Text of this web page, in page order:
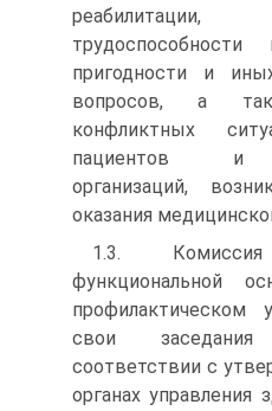
трудоспособности
пригодности и
вопросов, а
конфликтных
пациентов и
организаций,
оказания
1.3.
функциональной
профилактическом
свои
соответствии с
органах управления